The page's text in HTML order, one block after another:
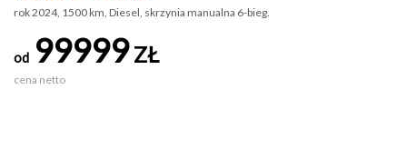
rok 2024, 1500 km, Diesel, skrzynia manualna 6-bieg.
od 99999ZŁ
cena netto